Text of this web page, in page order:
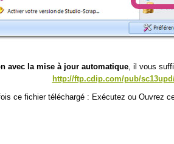
avec la mise à jour automatique, il vous
http://ftp.cdip.com/pub/
ce fichier téléchargé : Exécutez ou Ouvrez